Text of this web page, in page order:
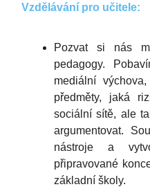
Vzdělávání pro učitele:
Pozvat si nás
pedagogy.
mediální
předměty, jaká
sociální sítě, ale
argumentovat.
nástroje a
připravované
základní školy.